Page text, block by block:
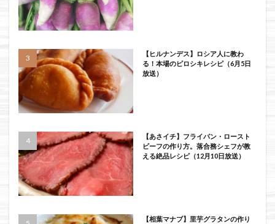
【ヒルナンデス】ロシア人に教わ
る！本場のピロシキレシピ（6月5日
放送）
【あさイチ】フライパン・ロースト
ビーフの作り方。落合務シェフが教
える絶品レシピ（12月10日放送）
【相葉マナブ】里芋グラタンの作り